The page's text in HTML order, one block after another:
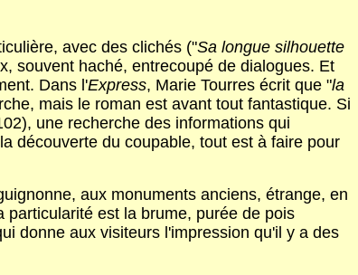
avec des clichés ("Sa longue silhouette
souvent haché, entrecoupé de dialogues. Et
Dans l'Express, Marie Tourres écrit que "la
mais le roman est avant tout fantastique. Si
une recherche des informations qui
découverte du coupable, tout est à faire pour
aux monuments anciens, étrange, en
particularité est la brume, purée de pois
donne aux visiteurs l'impression qu'il y a des